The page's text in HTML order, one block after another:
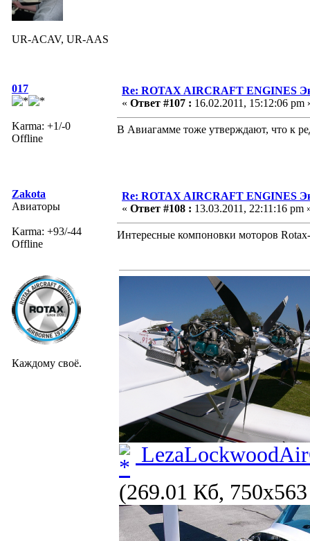
UR-ACAV, UR-AAS
017
Karma: +1/-0
Offline
Re: ROTAX AIRCRAFT ENGINES
« Ответ #107 : 16.02.2011, 15:12:06 pm
В Авиагамме тоже утверждают, что к
Zakota
Авиаторы
Karma: +93/-44
Offline
Каждому своё.
Re: ROTAX AIRCRAFT ENGINES
« Ответ #108 : 13.03.2011, 22:11:16 pm
Интересные компоновки моторов
(269.01 Кб,